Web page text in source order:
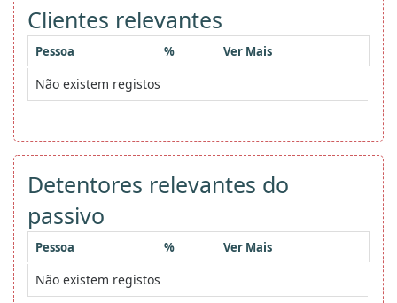
Clientes relevantes
Pessoa % Ver Mais
Não existem registos
Detentores relevantes do
passivo
Pessoa % Ver Mais
Não existem registos